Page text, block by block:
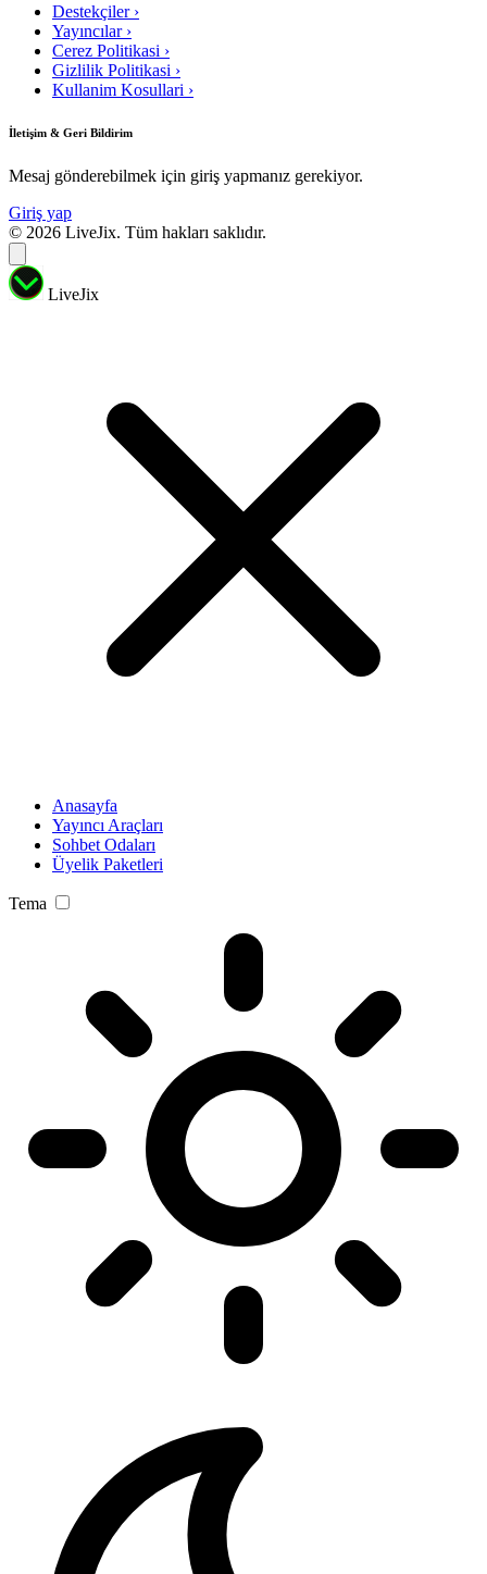
Destekçiler ›
Yayıncılar ›
Cerez Politikasi ›
Gizlilik Politikasi ›
Kullanim Kosullari ›
İletişim & Geri Bildirim
Mesaj gönderebilmek için giriş yapmanız gerekiyor.
Giriş yap
© 2026 LiveJix. Tüm hakları saklıdır.
LiveJix
Anasayfa
Yayıncı Araçları
Sohbet Odaları
Üyelik Paketleri
Tema